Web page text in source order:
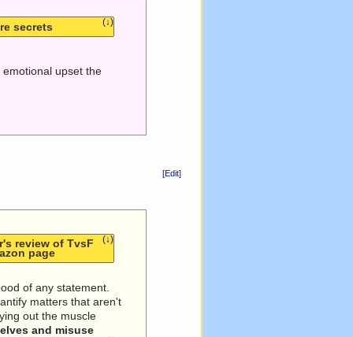
(↓)
secrets
upset the
[Edit]
(↓)
review of TvsF
page
of any statement.
matters that aren't
out the muscle
and misuse